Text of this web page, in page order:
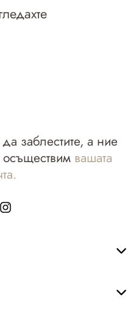
да заблестите, а ние
вашата